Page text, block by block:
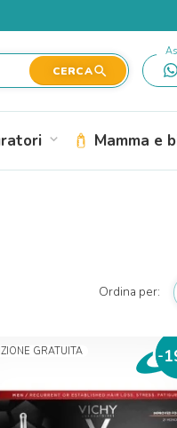
CERCAsearch
expand_more Mamma e
Ordina per:
GRATUITA -